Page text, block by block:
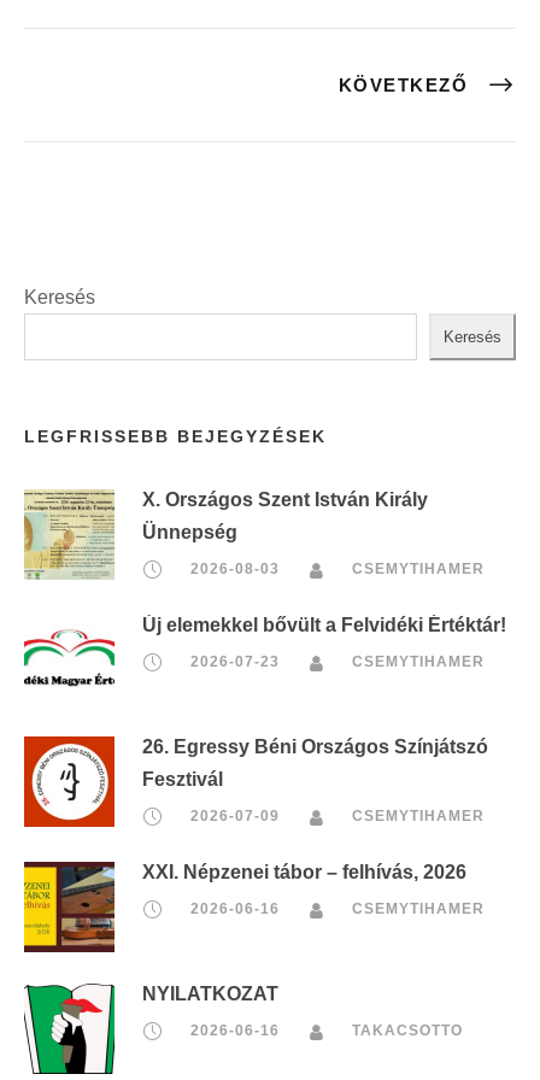
KÖVETKEZŐ
Keresés
Keresés
LEGFRISSEBB BEJEGYZÉSEK
X. Országos Szent István Király
Ünnepség
2026-08-03 CSEMYTIHAMER
Új elemekkel bővült a Felvidéki Értéktár!
2026-07-23 CSEMYTIHAMER
26. Egressy Béni Országos Színjátszó
Fesztivál
2026-07-09 CSEMYTIHAMER
XXI. Népzenei tábor – felhívás, 2026
2026-06-16 CSEMYTIHAMER
NYILATKOZAT
2026-06-16 TAKACSOTTO